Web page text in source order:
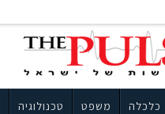
כלכלה משפט טכנולוגיה